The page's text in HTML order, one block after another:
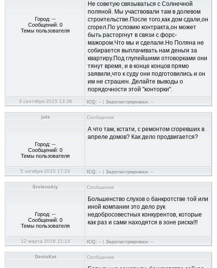
Город: --
Сообщений: 0
Темы пользователя
Не советую связываться с Солнечной
поляной. Мы участвовали там в долевом
строительстве.После того,как дом сдали,он
сгорел.По условию контракта,он может
быть расторгнут в связи с форс-
мажором.Что мы и сделали.Но Поляна не
собирается выплачивать нам деньги за
квартиру.Под глупейшими отговорками они
тянут время, и в конце концов прямо
заявили,что к суду они подготовились и он
им не страшен. Делайте выводы о
порядочности этой "конторки".
3 сентября 2015 13:36 ICQ: -- | Зарегистрирован: --
jula Сообщение
Город: --
Сообщений: 0
Темы пользователя
А что там, кстати, с ремонтом сгоревших в
апреле домов? Как дело продвигается?
5 октября 2015 17:29 ICQ: -- | Зарегистрирован: --
Sretenskiy Сообщение
Город: --
Сообщений: 0
Темы пользователя
Большенство слухов о банкротстве той или
иной компании это дело рук
недобросовестных конкурентов, которые
как раз и сами находятся в зоне риска!!!
12 марта 2016 21:14 ICQ: -- | Зарегистрирован: --
DenisKot Сообщение